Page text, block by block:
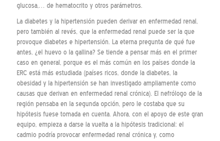
glucosa,… de hematocrito y otros parámetros.
La diabetes y la hipertensión pueden derivar en enfermedad renal,
pero también al revés, que la enfermedad renal puede ser la que
provoque diabetes e hipertensión. La eterna pregunta de qué fue
antes, ¿el huevo o la gallina? Se tiende a pensar más en el primer
caso en general, porque es el más común en los países donde la
ERC está más estudiada (países ricos, donde la diabetes, la
obesidad y la hipertensión se han investigado ampliamente como
causas que derivan en enfermedad renal crónica). El nefrólogo de la
región pensaba en la segunda opción, pero le costaba que su
hipótesis fuese tomada en cuenta. Ahora, con el apoyo de este gran
equipo, empieza a darse la vuelta a la hipótesis tradicional: el
cadmio podría provocar enfermedad renal crónica y, como